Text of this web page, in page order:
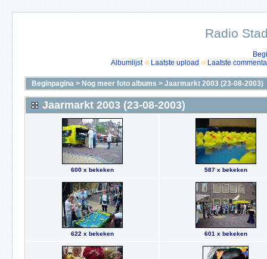
Radio
Albumlijst
Laatste upload Laatste
Beginpagina > Nog meer foto albums > Jaarmarkt 2003 (23-08-2003)
Jaarmarkt 2003 (23-08-2003)
600 x bekeken 587 x bekeken
622 x bekeken 601 x bekeken